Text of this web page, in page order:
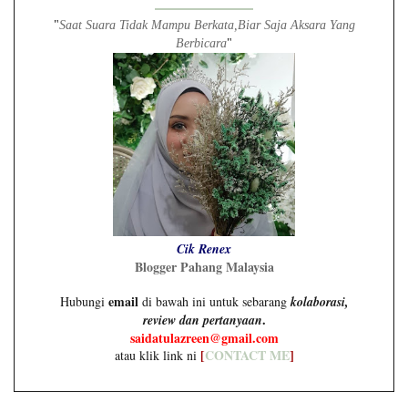
"Saat Suara Tidak Mampu Berkata,Biar Saja Aksara Yang
Berbicara"
Cik Renex
Blogger Pahang Malaysia
Hubungi emaildi bawah ini untuk sebarangkolaborasi,
review dan pertanyaan.
saidatulazreen@gmail.com
atau klik link ni [CONTACT ME]